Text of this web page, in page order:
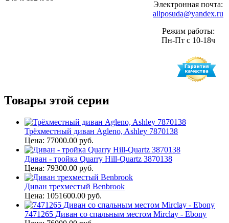
Электронная почта:
allposuda@yandex.ru
Режим работы:
Пн-Пт с 10-18ч
Товары этой серии
Трёхместный диван Agleno, Ashley 7870138
Цена: 77000.00 руб.
Диван - тройка Quarry Hill-Quartz 3870138
Цена: 79300.00 руб.
Диван трехместый Benbrook
Цена: 1051600.00 руб.
7471265 Диван со спальным местом Mirclay - Ebony